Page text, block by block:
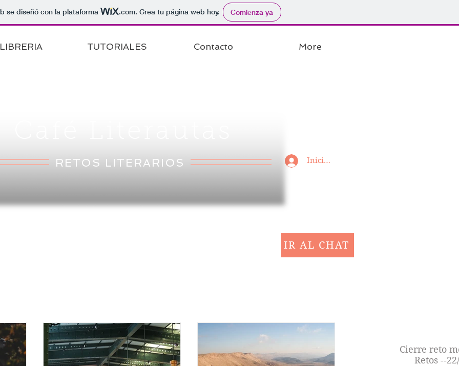
se diseñó con la plataforma .com. Crea tu página web hoy. Comienza ya
LIBRERIA TUTORIALES Contacto More
Iniciar sesión
RETOS LITERARIOS
IR AL CHAT
Cierre reto
Retos --